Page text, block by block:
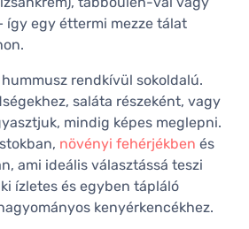
így egy éttermi mezze tálat
rendkívül sokoldalú.
saláta részeként, vagy
mindig képes meglepni.
növényi fehérjékben és
ami ideális választássá teszi
ízletes és egyben tápláló
kenyérkencékhez.